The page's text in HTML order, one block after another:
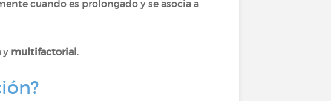
cuando es prolongado y se asocia a
y multifactorial.